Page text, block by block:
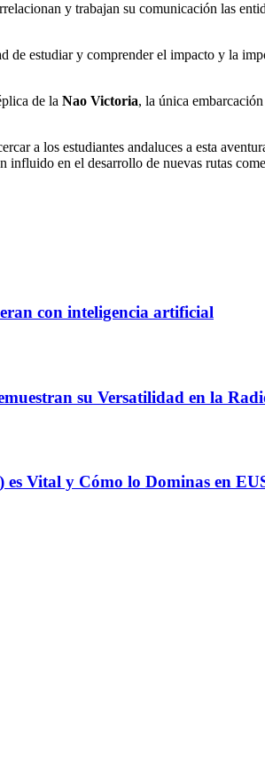
y trabajan su comunicación las
estudiar y comprender el impacto y la
de la Nao Victoria, la única
a los estudiantes andaluces a esta
en el desarrollo de nuevas rutas
con inteligencia artificial
su Versatilidad en la
Vital y Cómo lo Dominas en